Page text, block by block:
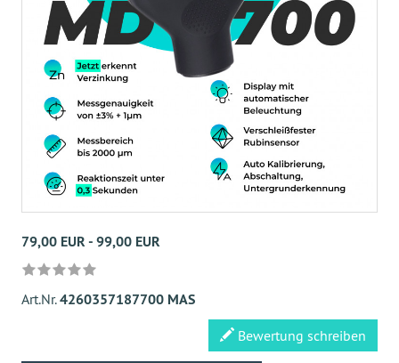
79,00 EUR - 99,00 EUR
Art.Nr.4260357187700 MAS
Bewertung schreiben